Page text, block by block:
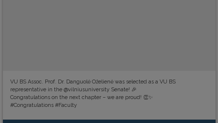
VU BS Assoc. Prof. Dr. Danguolė Oželienė was selected as a VU BS
representative in the @vilniusuniversity Senate! 🎉
Congratulations on the next chapter – we are proud! 👏✨
#Congratulations #Faculty